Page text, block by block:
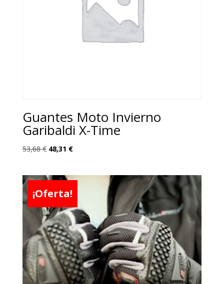
Guantes Moto Invierno
Garibaldi X-Time
53,68€ El
era:
53,68 €.
48,31 €El
es:
¡Oferta!